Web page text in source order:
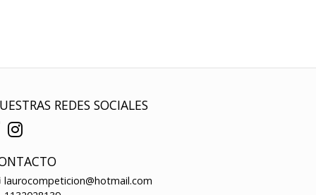
REDES SOCIALES
laurocompeticion@hotmail.com